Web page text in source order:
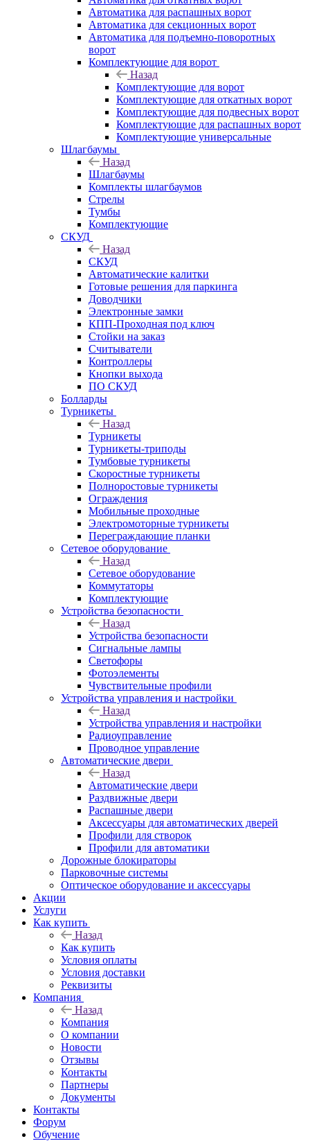
Автоматика для распашных ворот
Автоматика для секционных ворот
Автоматика для подъемно-поворотных
ворот
Комплектующие для ворот
Назад
Комплектующие для ворот
Комплектующие для откатных ворот
Комплектующие для подвесных ворот
Комплектующие для распашных ворот
Комплектующие универсальные
Шлагбаумы
Назад
Шлагбаумы
Комплекты шлагбаумов
Стрелы
Тумбы
Комплектующие
СКУД
Назад
СКУД
Автоматические калитки
Готовые решения для паркинга
Доводчики
Электронные замки
КПП-Проходная под ключ
Стойки на заказ
Считыватели
Контроллеры
Кнопки выхода
ПО СКУД
Болларды
Турникеты
Назад
Турникеты
Турникеты-триподы
Тумбовые турникеты
Скоростные турникеты
Полноростовые турникеты
Ограждения
Мобильные проходные
Электромоторные турникеты
Переграждающие планки
Сетевое оборудование
Назад
Сетевое оборудование
Коммутаторы
Комплектующие
Устройства безопасности
Назад
Устройства безопасности
Сигнальные лампы
Светофоры
Фотоэлементы
Чувствительные профили
Устройства управления и настройки
Назад
Устройства управления и настройки
Радиоуправление
Проводное управление
Автоматические двери
Назад
Автоматические двери
Раздвижные двери
Распашные двери
Аксессуары для автоматических дверей
Профили для створок
Профили для автоматики
Дорожные блокираторы
Парковочные системы
Оптическое оборудование и аксессуары
Акции
Услуги
Как купить
Назад
Как купить
Условия оплаты
Условия доставки
Реквизиты
Компания
Назад
Компания
О компании
Новости
Отзывы
Контакты
Партнеры
Документы
Контакты
Форум
Обучение